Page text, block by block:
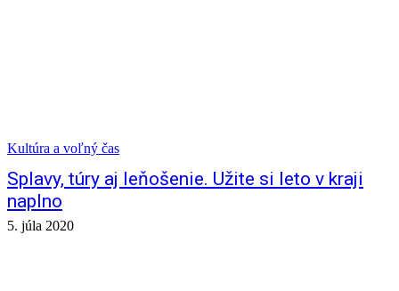
Kultúra a voľný čas
Splavy, túry aj leňošenie. Užite si leto v kraji
naplno
5. júla 2020